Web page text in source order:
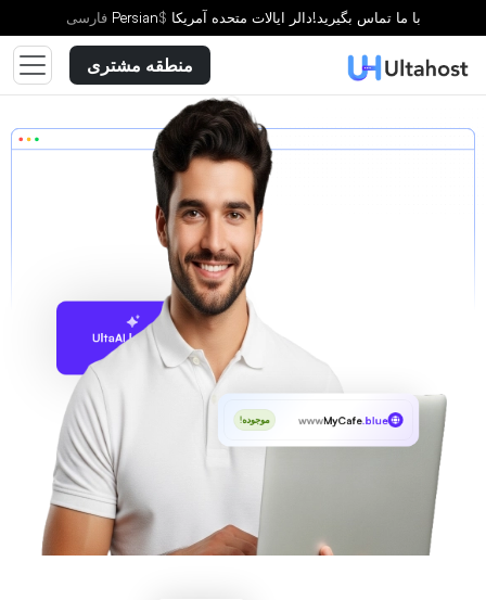
با ما تماس بگیرید!دالر ایالات متحده آمریکا $
Persian فارسى
منطقه مشتری
پیشنهاد با UltaAI
wwwMyCafe.blue موجوده!